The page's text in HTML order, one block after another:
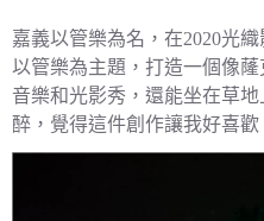
嘉義以管樂為名，在2020光
以管樂為主題，打造一個像
音樂和光影秀，還能坐在草
醉，覺得這件創作讓我好喜歡